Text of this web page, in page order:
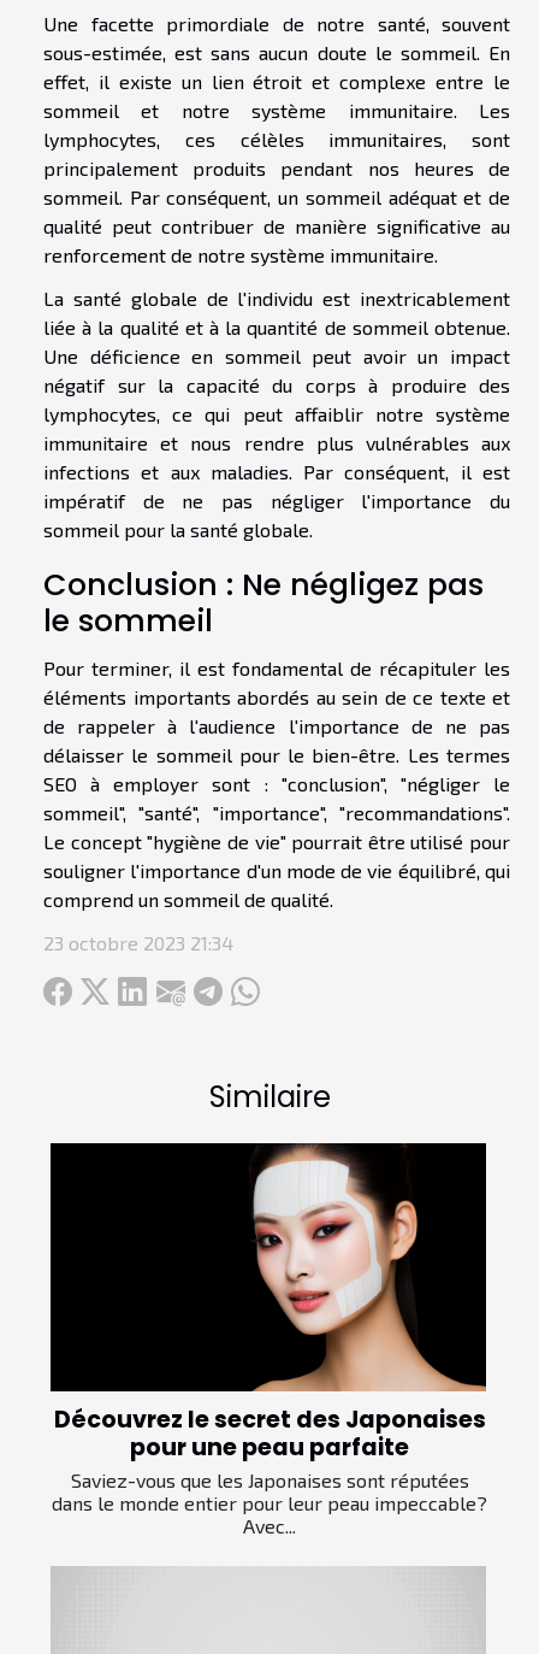
Similaire
Découvrez le secret des Japonaises
pour une peau parfaite
Saviez-vous que les Japonaises sont réputées
dans le monde entier pour leur peau impeccable?
Avec...
Une facette primordiale de notre santé, souvent
sous-estimée, est sans aucun doute le sommeil. En
effet, il existe un lien étroit et complexe entre le
sommeil et notre système immunitaire. Les
lymphocytes, ces célèles immunitaires, sont
principalement produits pendant nos heures de
sommeil. Par conséquent, un sommeil adéquat et de
qualité peut contribuer de manière significative au
renforcement de notre système immunitaire.
La santé globale de l'individu est inextricablement
liée à la qualité et à la quantité de sommeil obtenue.
Une déficience en sommeil peut avoir un impact
négatif sur la capacité du corps à produire des
lymphocytes, ce qui peut affaiblir notre système
immunitaire et nous rendre plus vulnérables aux
infections et aux maladies. Par conséquent, il est
impératif de ne pas négliger l'importance du
sommeil pour la santé globale.
Conclusion : Ne négligez pas
le sommeil
Pour terminer, il est fondamental de récapituler les
éléments importants abordés au sein de ce texte et
de rappeler à l'audience l'importance de ne pas
délaisser le sommeil pour le bien-être. Les termes
SEO à employer sont : "conclusion", "négliger le
sommeil", "santé", "importance", "recommandations".
Le concept "hygiène de vie" pourrait être utilisé pour
souligner l'importance d'un mode de vie équilibré, qui
comprend un sommeil de qualité.
23 octobre 2023 21:34